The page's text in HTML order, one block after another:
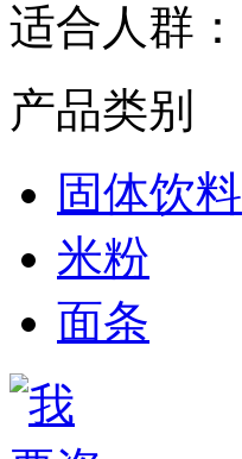
适合人群：
产品类别
固体饮料
米粉
面条